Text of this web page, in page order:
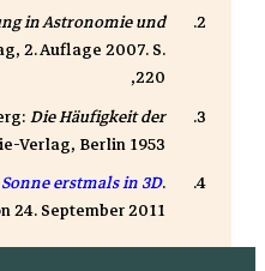
in Astronomie und
2. Auflage 2007. S.
220,
Die Häufigkeit der
Verlag, Berlin 1953
erstmals in 3D.
24. September 2011